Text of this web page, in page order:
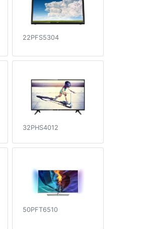
22PFS5304
32PHS4012
50PFT6510